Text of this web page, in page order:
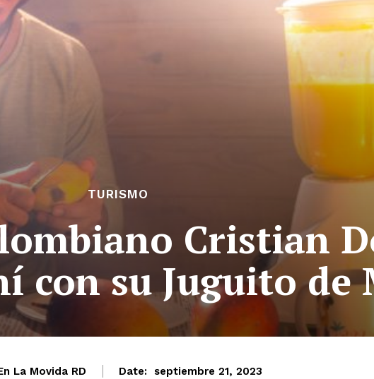
TURISMO
Cristian
con su Juguito de
La Movida RD Date: septiembre 21, 2023